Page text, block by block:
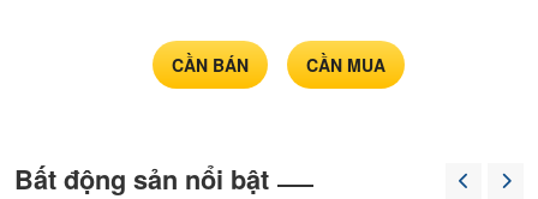
CẦN BÁN CẦN MUA
Bất động sản nổi bật